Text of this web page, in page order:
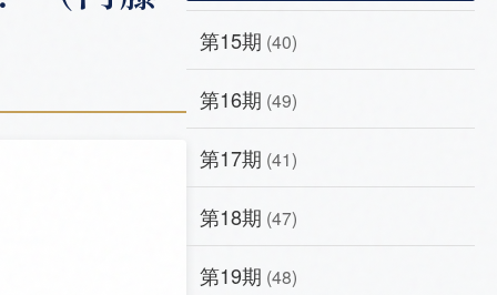
第15期 (40)
第16期 (49)
第17期 (41)
第18期 (47)
第19期 (48)